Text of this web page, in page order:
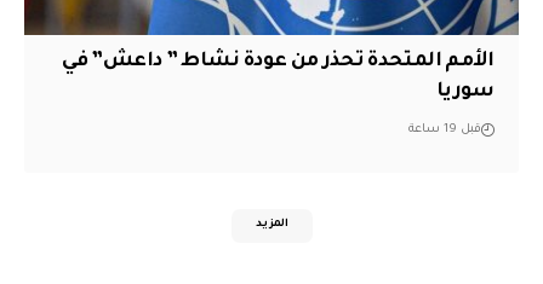
الأمم المتحدة تحذر من عودة نشاط ” داعش” في
سوريا
قبل 19 ساعة
المزيد